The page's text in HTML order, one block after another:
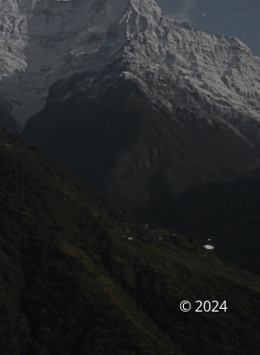
© 2024